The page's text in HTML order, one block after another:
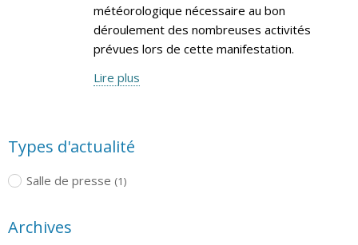
météorologique nécessaire au bon
déroulement des nombreuses activités
prévues lors de cette manifestation.
Lire plus
Types d'actualité
Salle de presse (1)
Archives